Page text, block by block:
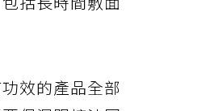
括長時間敷面
效的產品全部